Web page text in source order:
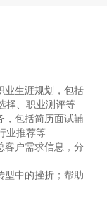
业生涯规划，包括
择、职业测评等
，包括简历面试辅
业推荐等
客户需求信息，分
型中的挫折；帮助